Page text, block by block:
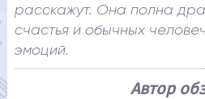
расскажут. Она полна
счастья и обычных
эмоций.
Автор